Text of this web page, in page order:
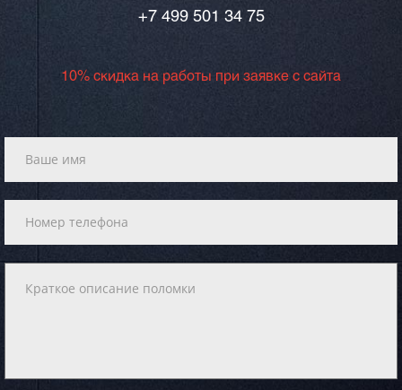
+7 499 501 34 75
10% скидка на работы при заявке с сайта